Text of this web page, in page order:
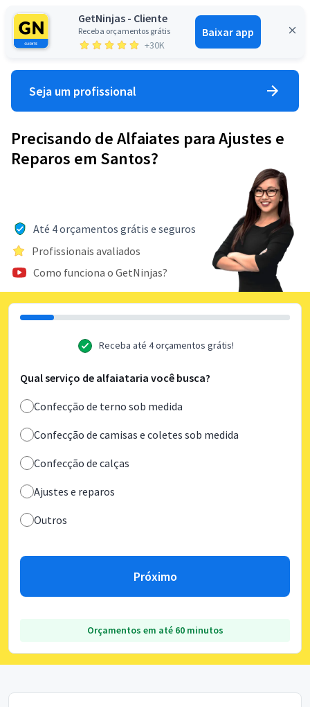
GetNinjas - Cliente
Receba orçamentos grátis
+30K
Baixar app
Entrar
Seja um profissional
Precisando de Alfaiates para Ajustes e
Reparos em Santos?
Até 4 orçamentos grátis e seguros
Profissionais avaliados
Como funciona o GetNinjas?
Receba até 4 orçamentos grátis!
Qual serviço de alfaiataria você busca?
Confecção de terno sob medida
Confecção de camisas e coletes sob medida
Confecção de calças
Ajustes e reparos
Outros
Próximo
Orçamentos em até 60 minutos